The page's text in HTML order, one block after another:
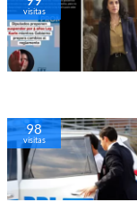
visitas
98
visitas